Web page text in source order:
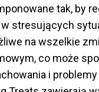
tak, by
stresujących
na wszelkie
co może
i